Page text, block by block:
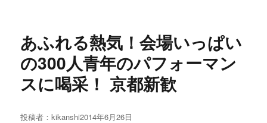
あふれる熱気！会場いっぱい
の300人青年のパフォーマン
スに喝采！ 京都新歓
投稿者：kikanshi投
2014年6月26日